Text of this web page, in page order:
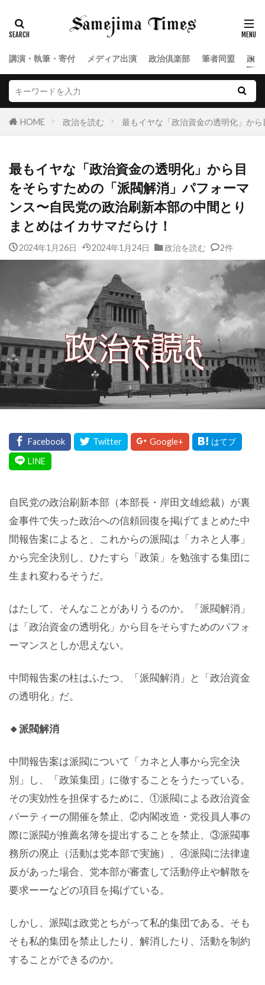
講演・執筆・寄付 メディア出演 政治倶楽部 筆者同盟 政
HOME 政治を読む 最もイヤな「政治資金の透明化」か
最もイヤな「政治資金の透明化」から目
をそらすための「派閥解消」パフォーマ
ンス〜自民党の政治刷新本部の中間とり
まとめはイカサマだらけ！
2024年1月26日 2024年1月24日 政治を読む 2件
自民党の政治刷新本部（本部長・岸田文雄総裁）が裏
金事件で失った政治への信頼回復を掲げてまとめた中
間報告案によると、これからの派閥は「カネと人事」
から完全決別し、ひたすら「政策」を勉強する集団に
生まれ変わるそうだ。
はたして、そんなことがありうるのか。「派閥解消」
は「政治資金の透明化」から目をそらすためのパフォ
ーマンスとしか思えない。
中間報告案の柱はふたつ、「派閥解消」と「政治資金
の透明化」だ。
🔸派閥解消
中間報告案は派閥について「カネと人事から完全決
別」し、「政策集団」に徹することをうたっている。
その実効性を担保するために、①派閥による政治資金
パーティーの開催を禁止、②内閣改造・党役員人事の
際に派閥が推薦名簿を提出することを禁止、③派閥事
務所の廃止（活動は党本部で実施）、④派閥に法律違
反があった場合、党本部が審査して活動停止や解散を
要求ーーなどの項目を掲げている。
しかし、派閥は政党とちがって私的集団である。そも
そも私的集団を禁止したり、解消したり、活動を制約
することができるのか。